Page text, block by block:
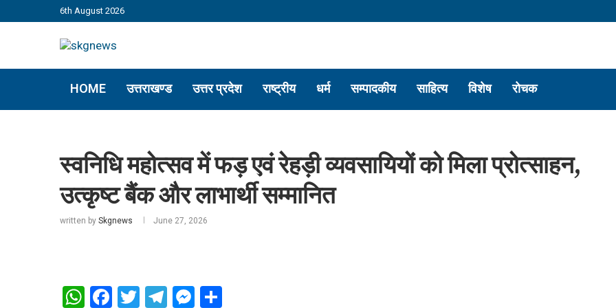
6th August 2026
HOME उत्तराखण्ड उत्तर प्रदेश राष्ट्रीय धर्म सम्पादकीय साहित्य विशेष रोचक
स्वनिधि महोत्सव में फड़ एवं रेहड़ी व्यवसायियों को मिला प्रोत्साहन,
उत्कृष्ट बैंक और लाभार्थी सम्मानित
written by Skgnews June 27, 2026
WhatsApp
Facebook
Twitter
Telegram
Messenger